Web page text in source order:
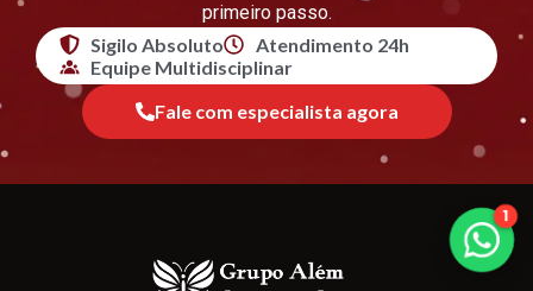
primeiro passo.
Sigilo Absoluto
Atendimento 24h
Equipe Multidisciplinar
Fale com especialista agora
1